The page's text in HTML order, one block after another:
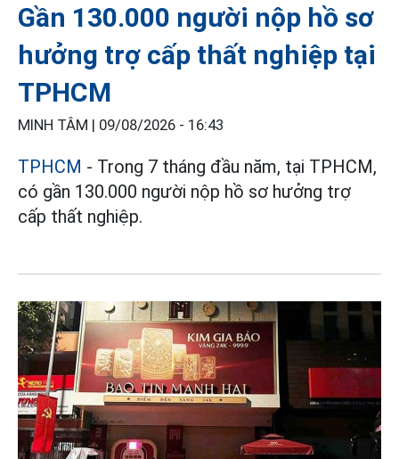
Gần 130.000 người nộp hồ sơ
hưởng trợ cấp thất nghiệp tại
TPHCM
MINH TÂM | 09/08/2026 - 16:43
TPHCM - Trong 7 tháng đầu năm, tại TPHCM,
có gần 130.000 người nộp hồ sơ hưởng trợ
cấp thất nghiệp.